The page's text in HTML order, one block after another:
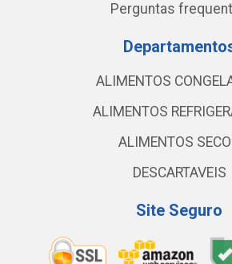
Perguntas
ALIMENTOS
ALIMENTOS
ALIMENTOS
DESCARTAVEIS
Site Seguro